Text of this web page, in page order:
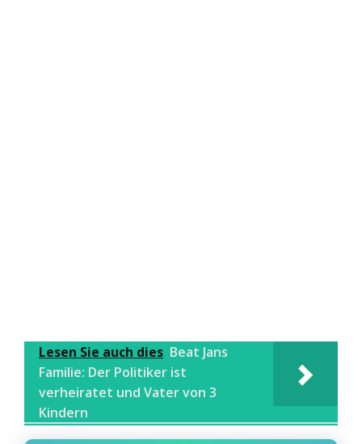
Lesen Sie auch dies Beat Jans
Familie: Der Politiker ist
verheiratet und Vater von 3
Kindern